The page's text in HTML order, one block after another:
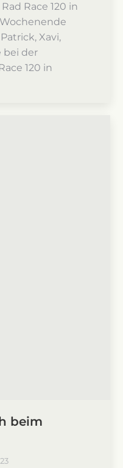
Race 120 in
Xavi,
bei der
120 in
beim